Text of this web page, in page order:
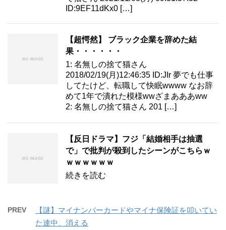
ID:9EF11dKx0 […]
【超愕然】 ブラック企業を辞めた結
果・・・・・・
1: 名無しの捨て猫さん
2018/02/19(月)12:46:35 ID:JIr 夢でも仕事
してたけど、転職して快眠wwww なお辞
めて1年で潰れた模様wwざまあああww
2: 名無しの捨て猫さん 201 […]
【反日ドラマ】フジ「結婚相手は抽選
で」で批判が殺到したシーンがこちらｗ
ｗｗｗｗｗｗ
続きを読む
PREV
【謎】マイナンバーカードやマイナ保険証を叩いてい
た連中、消える